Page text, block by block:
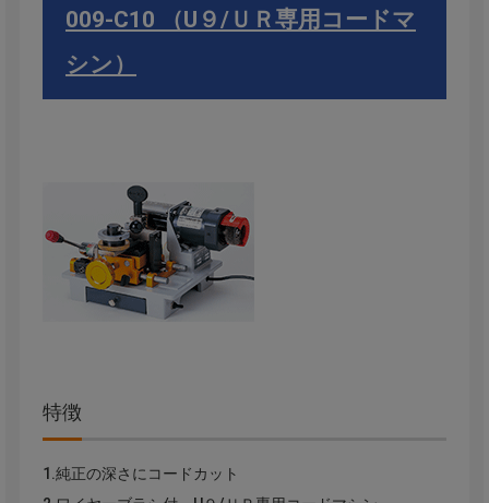
009-C10 （U９/ＵＲ専用コードマ
シン）
特徴
1.純正の深さにコードカット